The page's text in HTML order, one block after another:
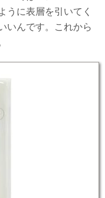
うに表層を引いてく
いんです。これから